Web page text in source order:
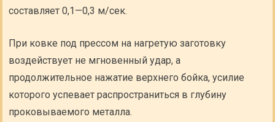
составляет 0,1—0,3 м/сек.
При ковке под прессом на нагретую заготовку
воздействует не мгновенный удар, а
продолжительное нажатие верхнего бойка, усилие
которого успевает распространиться в глубину
проковываемого металла.